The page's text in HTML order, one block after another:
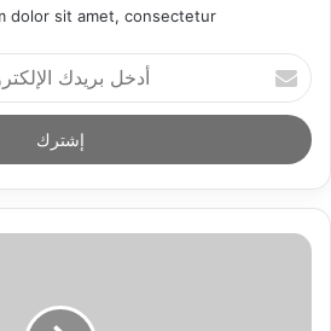
dolor sit amet, consectetur.
أ
د
خ
ل
ر
د